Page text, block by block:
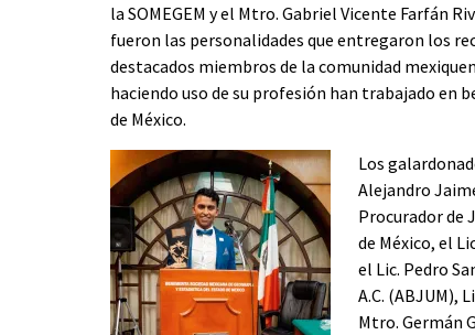
la SOMEGEM y el Mtro. Gabriel Vicente Farfán
fueron las personalidades que entregaron los
destacados miembros de la comunidad
haciendo uso de su profesión han trabajado en
de México.
Los
Alejandro
Procurador de
de México, el
el Lic. Pedro
A.C. (ABJUM),
Mtro. Germán